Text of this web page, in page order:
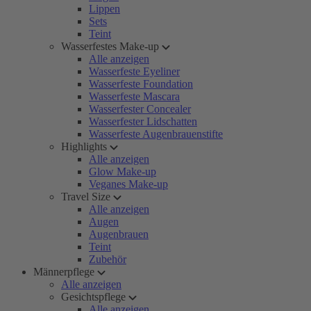
Lippen
Sets
Teint
Wasserfestes Make-up
Alle anzeigen
Wasserfeste Eyeliner
Wasserfeste Foundation
Wasserfeste Mascara
Wasserfester Concealer
Wasserfester Lidschatten
Wasserfeste Augenbrauenstifte
Highlights
Alle anzeigen
Glow Make-up
Veganes Make-up
Travel Size
Alle anzeigen
Augen
Augenbrauen
Teint
Zubehör
Männerpflege
Alle anzeigen
Gesichtspflege